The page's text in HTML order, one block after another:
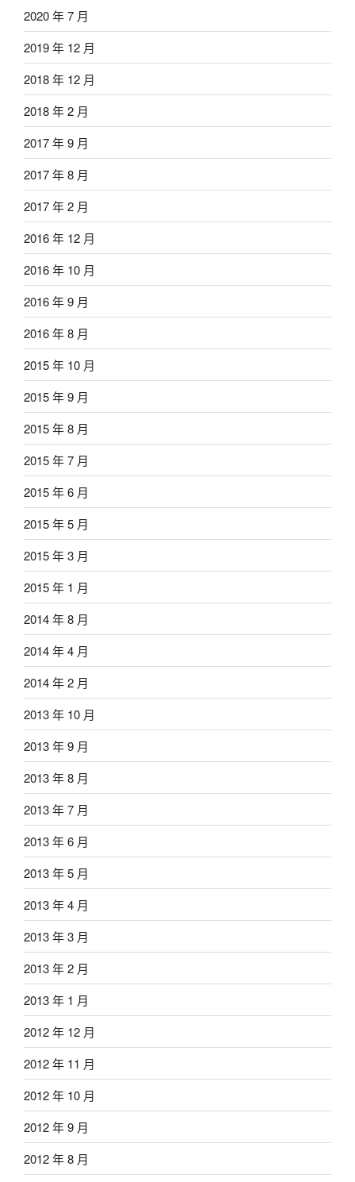
2020 年 7 月
2019 年 12 月
2018 年 12 月
2018 年 2 月
2017 年 9 月
2017 年 8 月
2017 年 2 月
2016 年 12 月
2016 年 10 月
2016 年 9 月
2016 年 8 月
2015 年 10 月
2015 年 9 月
2015 年 8 月
2015 年 7 月
2015 年 6 月
2015 年 5 月
2015 年 3 月
2015 年 1 月
2014 年 8 月
2014 年 4 月
2014 年 2 月
2013 年 10 月
2013 年 9 月
2013 年 8 月
2013 年 7 月
2013 年 6 月
2013 年 5 月
2013 年 4 月
2013 年 3 月
2013 年 2 月
2013 年 1 月
2012 年 12 月
2012 年 11 月
2012 年 10 月
2012 年 9 月
2012 年 8 月